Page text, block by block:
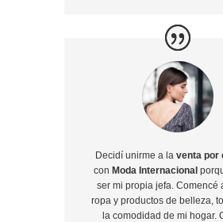
Decidí unirme a la venta por
con Moda Internacional
ser mi propia jefa. Comencé
ropa y productos de belleza,
la comodidad de mi hogar.